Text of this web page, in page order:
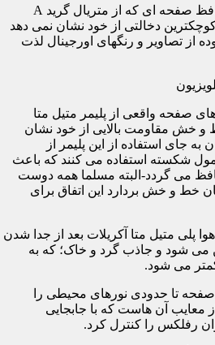
4-عدم تغییر رنگ تصاویر محافظ صفحه ای که از متریال گرید A
دخالتی از خود نشان نمی دهد
از تصاویر و رنگهای اورجینال لذت
صفحه واقعی از پلیمر متیل متا
و خش مقاومت بالایی از خود نشان
جای استفاده از این پلیمر از
شکسته استفاده می کنند که باعث
می گردد-البته مسلما همه دوست
خط و خش بردارد این اتفاق برای
پلی متیل متا آکریلات بعد از جدا شدن
می شود و جاذب گرد و خاک؛ که به
می شود.
تا حدودی نورهای محیطی را
معایب آن هاست که با جابجایی
رفلکس را کنترل کرد.